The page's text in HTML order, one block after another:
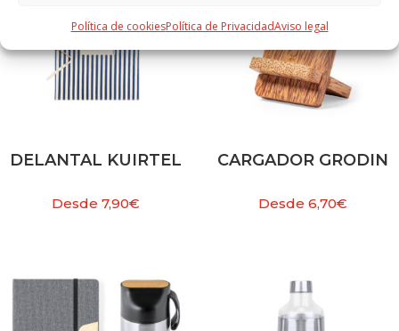
Política de cookiesPolítica de PrivacidadAviso legal
DELANTAL KUIRTEL
Desde7,90€
CARGADOR GRODIN
Desde6,70€